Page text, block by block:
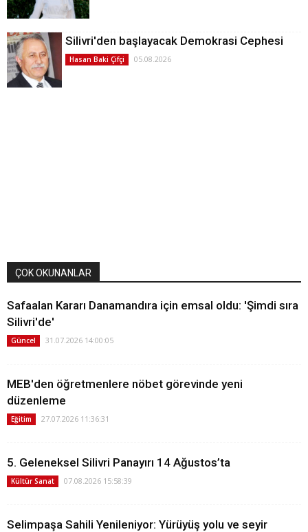
Silivri'den başlayacak Demokrasi Cephesi
Hasan Baki Çifçi 05.08.2026
ÇOK OKUNANLAR
Safaalan Kararı Danamandıra için emsal oldu: 'Şimdi sıra
Silivri'de'
Güncel 31.07.2026 14:00:05
MEB'den öğretmenlere nöbet görevinde yeni
düzenleme
Eğitim 27.07.2026 11:36:31
5. Geleneksel Silivri Panayırı 14 Ağustos’ta
Kültür Sanat 07.08.2026 15:58:39
Selimpaşa Sahili Yenileniyor: Yürüyüş yolu ve seyir